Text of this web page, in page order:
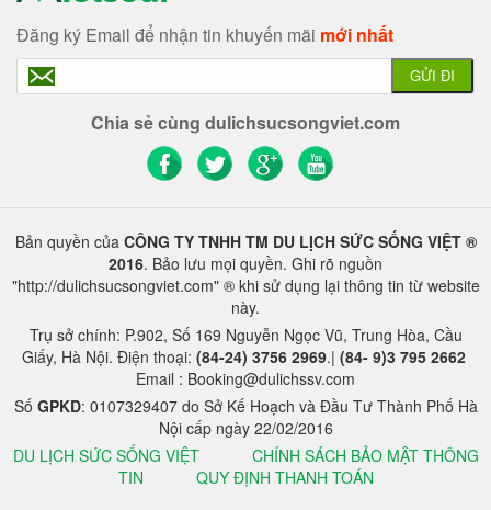
Đăng ký Email để nhận tin khuyến mãi mới nhất
GỬI ĐI
Chia sẻ cùng dulichsucsongviet.com
Bản quyền của CÔNG TY TNHH TM DU LỊCH SỨC SỐNG VIỆT ®
2016. Bảo lưu mọi quyền. Ghi rõ nguồn
"http://dulichsucsongviet.com" ® khi sử dụng lại thông tin từ website
này.
Trụ sở chính: P.902, Số 169 Nguyễn Ngọc Vũ, Trung Hòa, Cầu
Giấy, Hà Nội. Điện thoại: (84-24) 3756 2969.| (84- 9)3 795 2662
Email : Booking@dulichssv.com
Số GPKD: 0107329407 do Sở Kế Hoạch và Đầu Tư Thành Phố Hà
Nội cấp ngày 22/02/2016
DU LỊCH SỨC SỐNG VIỆT
CHÍNH SÁCH BẢO MẬT THÔNG
TIN
QUY ĐỊNH THANH TOÁN